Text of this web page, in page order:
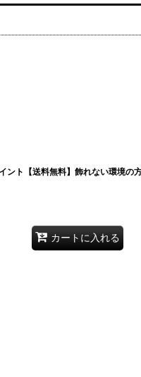
ント【送料無料】飾れない環境の
カートに入れる